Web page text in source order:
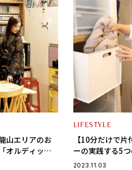
山エリアのお
オルディッセ
LIFESTYLE
【10分だけで
ーの実践する5
2023.11.03